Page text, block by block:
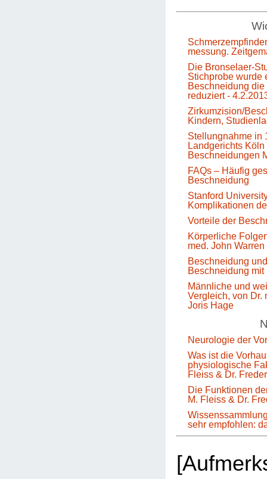
messung.
Die Bronselaer-
Stichprobe wurde
Beschneidung
reduziert -
Zirkumzision/
Kindern,
Stellungnahme in
Landgerichts
Beschneidungen
FAQs – Häufig
Beschneidung
Stanford
Komplikationen
Vorteile der
Körperliche
med. John Warren
Beschneidung
Beschneidung
Männliche und
Vergleich, von Dr.
Joris Hage
Neurologie der
Was ist die
physiologische
Fleiss & Dr.
Die Funktionen
M. Fleiss & Dr.
sehr empfohlen: